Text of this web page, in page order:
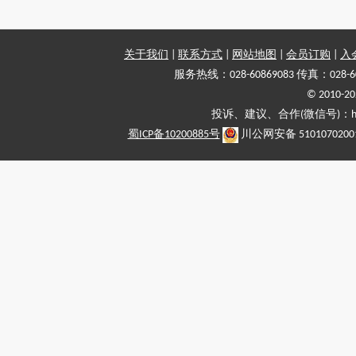
关于我们 联系方式 网站地图 会员订购
入
服务热线：028-60869083 传真：028-
© 2010-
投诉、建议、合作(微信号)
蜀ICP备10200885号
川公网安备